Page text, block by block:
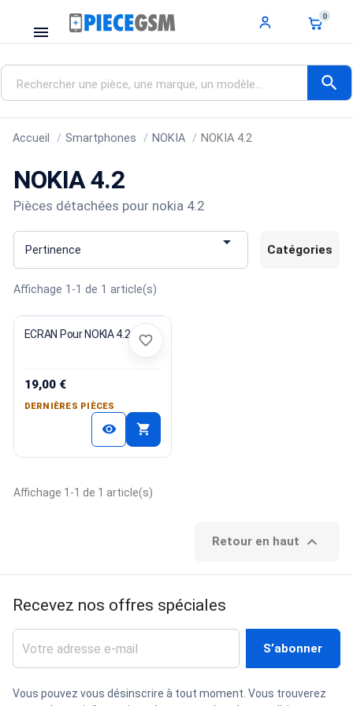
menu
0
search
Accueil Smartphones NOKIA NOKIA 4.2
NOKIA 4.2
Pièces détachées pour nokia 4.2
Pertinence  Catégories
Affichage 1-1 de 1 article(s)
ECRAN Pour NOKIA 4.2
19,00 €
DERNIÈRES PIÈCES
visibility shopping_cart
favorite_border
Affichage 1-1 de 1 article(s)
Retour en haut 
Recevez nos offres spéciales
Vous pouvez vous désinscrire à tout moment. Vous trouverez